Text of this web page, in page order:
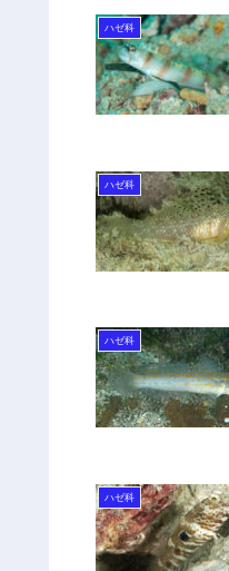
ハゼ科
ハゼ科
ハゼ科
ハゼ科